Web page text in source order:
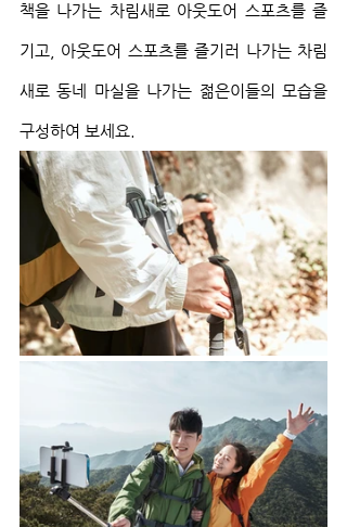
책을 나가는 차림새로 아웃도어 스포츠를 즐
기고, 아웃도어 스포츠를 즐기러 나가는 차림
새로 동네 마실을 나가는 젊은이들의 모습을
구성하여 보세요.